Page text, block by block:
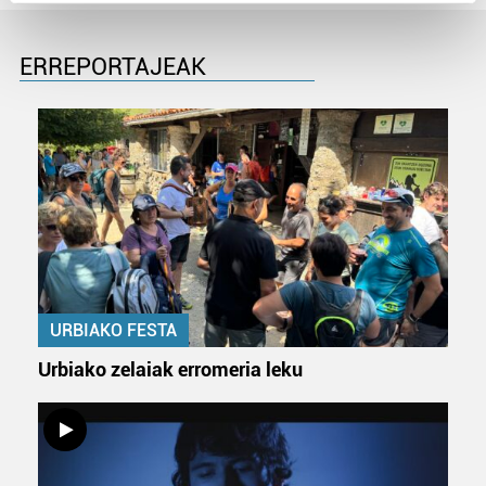
prozesatzen ditugu, zure IP zenbakia, besteak beste,
teknologia erabiliz, cookieak adibidez, iragarki eta eduki
pertsonalizatuak eskaintzeko, iragarkiak eta edukia
neurtzeko, jendeari buruzko informazioa biltzeko eta
produktuak garatzeko. Zure datuak nork eta zertarako
erabiltzen dituen hauta dezakezu.
Bazkide batzuek ez dizute baimenik eskatzen, eta beren
interes komertzial legitimoetan babesten dira. Ikusi gure
bazkideen zerrenda, beren ustez zein helburutarako
duten interes legitimoa eta horren aurka nola egin
dezakezun ikusteko.
Lortu zure datu pertsonalak prozesatzeko moduari
ERREPORTAJEAK
URBIAKO FESTA
Urbiako zelaiak erromeria leku